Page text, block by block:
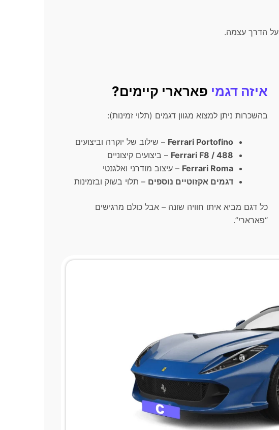
איזה דגמי פארארי קיימים?
בהשכרות ניתן למצוא מגוון דגמים (תלוי זמינות):
Ferrari Portofino – שילוב של יוקרה וביצועים
Ferrari F8 / 488 – ביצועים קיצוניים
Ferrari Roma – עיצוב מודרני ואלגנטי
דגמים אקזוטיים נוספים – תלוי בשוק ובזמינות
כל דגם מביא איתו חוויה שונה – אבל כולם מרגישים
“פארארי”.